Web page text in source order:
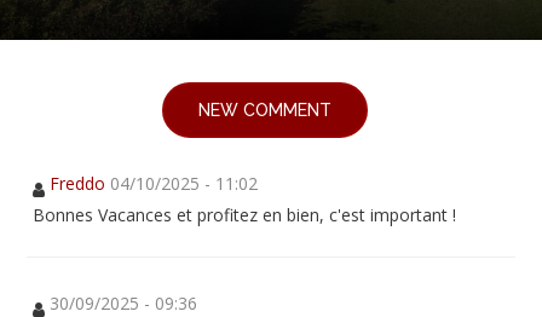
NEW COMMENT
Freddo 04/10/2025 - 11:02
Bonnes Vacances et profitez en bien, c'est important !
30/09/2025 - 09:36